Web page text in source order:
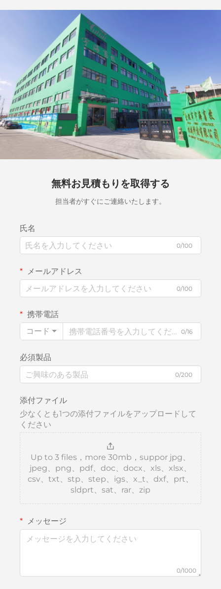
無料お見積もりを取得する
担当者がすぐにご連絡いたします。
氏名
0/100
メールアドレス
0/100
携帯電話
コード
0/16
必須製品
0/200
添付ファイル
少なくとも1つの添付ファイルをアップロードして
ください
Up to 3 files，more 30mb，suppor jpg、
jpeg、png、pdf、doc、docx、xls、xlsx、
csv、txt、stp、step、igs、x_t、dxf、prt、
sldprt、sat、rar、zip
メッセージ
0/1000